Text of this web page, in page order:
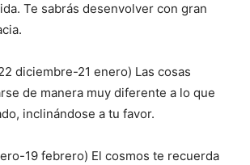
Te sabrás desenvolver con gran
diciembre-21 enero) Las cosas
de manera muy diferente a lo que
inclinándose a tu favor.
19 febrero) El cosmos te recuerda